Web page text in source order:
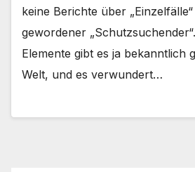
keine Berichte über
gewordener
Elemente gibt es ja bekanntlich
Welt, und es verwundert…